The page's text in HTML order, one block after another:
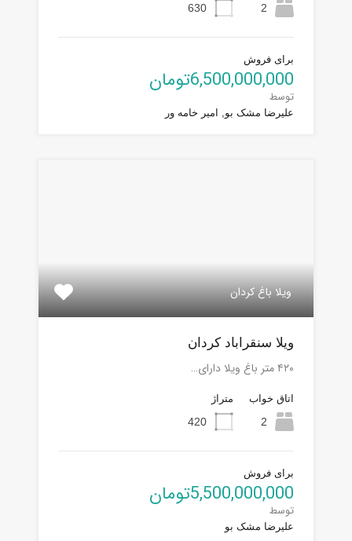
2
630
برای فروش
6,500,000,000تومان
توسط
علیرضا مشک بو, امیر خامه ور
ویلا باغ کردان
ویلا سنقراباد کردان
۴۲۰ متر باغ ویلا دارای…
اتاق خواب
2
متراژ
420
برای فروش
5,500,000,000تومان
توسط
علیرضا مشک بو